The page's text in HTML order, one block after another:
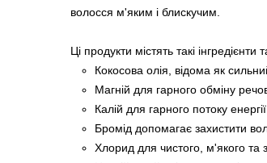
волосся м'яким і блискучим.
Ці продукти містять такі інгредієнти
Кокосова олія, відома як
Магній для гарного обміну
Калій для гарного потоку енергії.
Бромід допомагає захистити
Хлорид для чистого, м'якого та